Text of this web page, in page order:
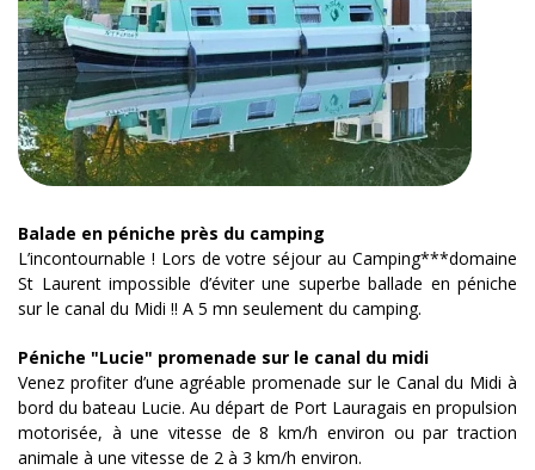
Balade en péniche près du camping
L’incontournable ! Lors de votre séjour au Camping***domaine
St Laurent impossible d’éviter une superbe ballade en péniche
sur le canal du Midi !! A 5 mn seulement du camping.
Péniche "Lucie" promenade sur le canal du midi
Venez profiter d’une agréable promenade sur le Canal du Midi à
bord du bateau Lucie. Au départ de Port Lauragais en propulsion
motorisée, à une vitesse de 8 km/h environ ou par traction
animale à une vitesse de 2 à 3 km/h environ.